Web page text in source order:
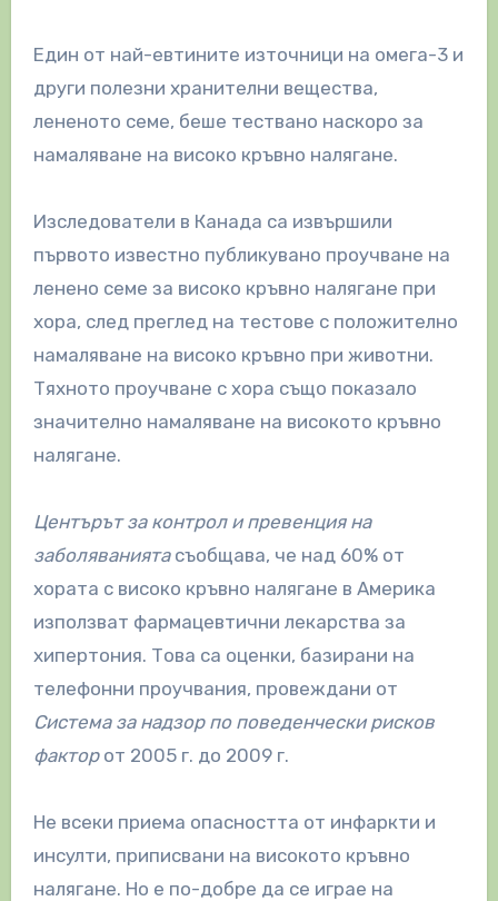
Един от най-евтините източници на омега-3 и
други полезни хранителни вещества,
лененото семе, беше тествано наскоро за
намаляване на високо кръвно налягане.
Изследователи в Канада са извършили
първото известно публикувано проучване на
ленено семе за високо кръвно налягане при
хора, след преглед на тестове с положително
намаляване на високо кръвно при животни.
Тяхното проучване с хора също показало
значително намаляване на високото кръвно
налягане.
Центърът за контрол и превенция на
заболяваниятасъобщава, че над 60% от
хората с високо кръвно налягане в Америка
използват фармацевтични лекарства за
хипертония. Това са оценки, базирани на
телефонни проучвания, провеждани от
Система за надзор по поведенчески рисков
факторот 2005 г. до 2009 г.
Не всеки приема опасността от инфаркти и
инсулти, приписвани на високото кръвно
налягане. Но е по-добре да се играе на